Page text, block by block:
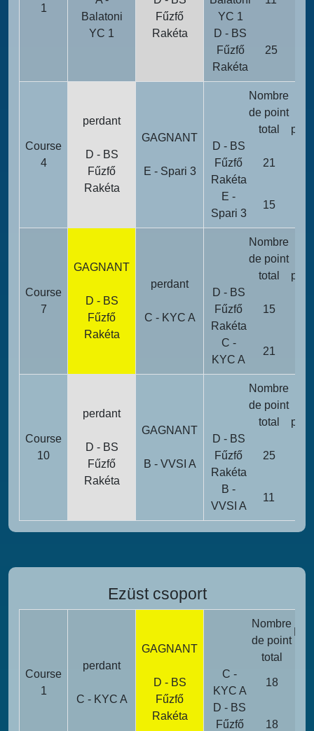
1
Balatoni
YC 1
Fűzfő
Rakéta
YC 1
D - BS
Fűzfő
Rakéta
25
Course
4
perdant
D - BS
Fűzfő
Rakéta
GAGNANT
E - Spari 3
Nombre
de point
total
D - BS
Fűzfő
Rakéta
21
E -
Spari 3
15
Course
7
GAGNANT
D - BS
Fűzfő
Rakéta
perdant
C - KYC A
Nombre
de point
total
D - BS
Fűzfő
Rakéta
15
C -
KYC A
21
Course
10
perdant
D - BS
Fűzfő
Rakéta
GAGNANT
B - VVSI A
Nombre
de point
total
D - BS
Fűzfő
Rakéta
25
B -
VVSI A
11
Ezüst csoport
Course
1
perdant
C - KYC A
GAGNANT
D - BS
Fűzfő
Rakéta
Nombre
de point
total
C -
KYC A
18
D - BS
Fűzfő
18